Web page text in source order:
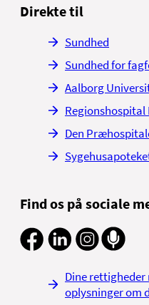
Direkte til
Sundhed
Sundhed for
Aalborg
Den
Find os på sociale
Dine
oplysninger om